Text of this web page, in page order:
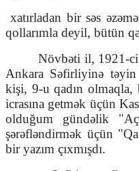
xatırladan bir səs
qollarımla deyil, bütün
Növbəti il, 1921-ci
Ankara Səfirliyinə
kişi, 9-u qadın
icrasına getmək üçün
olduğum gündəlik
şərəfləndirmək üçün
bir yazım çıxmışdı.